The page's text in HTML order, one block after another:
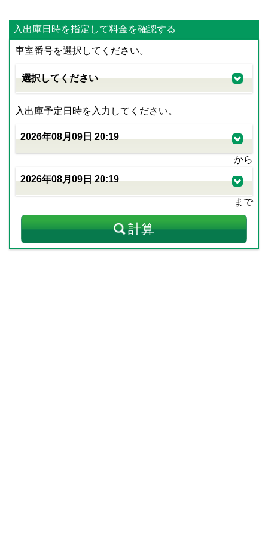
入出庫日時を指定して料金を確認する
車室番号を選択してください。
入出庫予定日時を入力してください。
から
まで
計算